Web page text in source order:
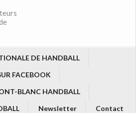
DE HANDBALL
FACEBOOK
BLANC HANDBALL
Newsletter Contact